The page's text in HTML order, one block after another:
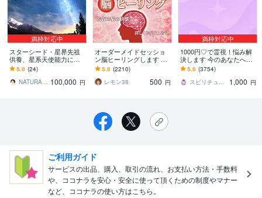
満枠対応中
スターシード・星界先祖
供養、星系天使能力にな
ります スターシードの超
光学ESPスキルの主護星
天使能力を施術します
5.0 (24)
NATURALDESIGN 時実 嶺 100,000 円
オーダーメイドセッショ
ン脳ヒーリングします 脳
のコンディションを整え
るセッション
5.0 (2210)
レモン38
500 円
満枠対応中
1000円♡で霊視！悩み解
決します 今のあなたへ明
確な霊視回答お届けしま
す
5.0 (3754)
スピリチュアルナース♡さら
1,000 円
ご利用ガイド
サービスの出品、購入、取引の流れ、お支払い方法・手数料
や、ココナラを安心・安全に使って頂くための制度やマナー
など、ココナラの使い方はこちら。